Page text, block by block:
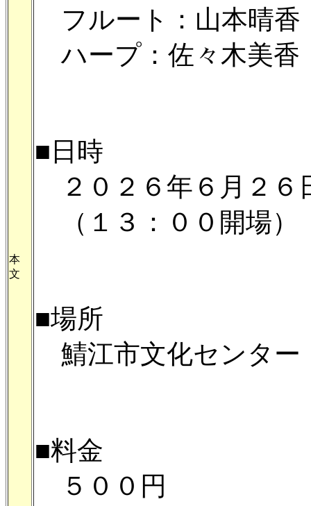
本
文
フルート：山本晴香
ハープ：佐々木美香
■日時
２０２６年６月２
（１３：００開場）
■場所
鯖江市文化センタ
■料金
５００円